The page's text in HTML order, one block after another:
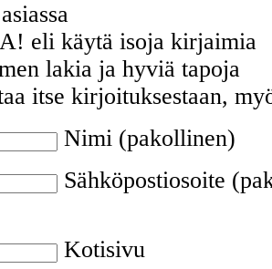
eli käytä isoja kirjaimia
lakia ja hyviä tapoja
itse kirjoituksestaan,
Nimi (pakollinen)
Sähköpostiosoite
Kotisivu